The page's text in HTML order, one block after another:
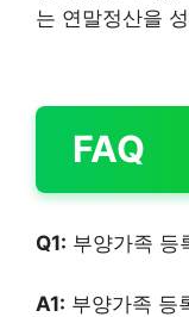
는 연말정산을
FAQ
Q1: 부양가족 등
A1: 부양가족 등